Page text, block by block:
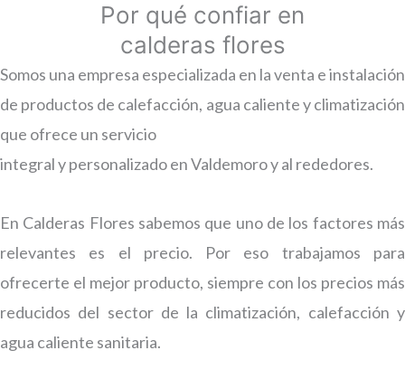
Por qué confiar en
calderas flores
Somos una empresa especializada en la venta e instalación
de productos de calefacción, agua caliente y climatización
que ofrece un servicio
integral y personalizado en Valdemoro y al rededores.
En Calderas Flores sabemos que uno de los factores más
relevantes es el precio. Por eso trabajamos para
ofrecerte el mejor producto, siempre con los precios más
reducidos del sector de la climatización, calefacción y
agua caliente sanitaria.